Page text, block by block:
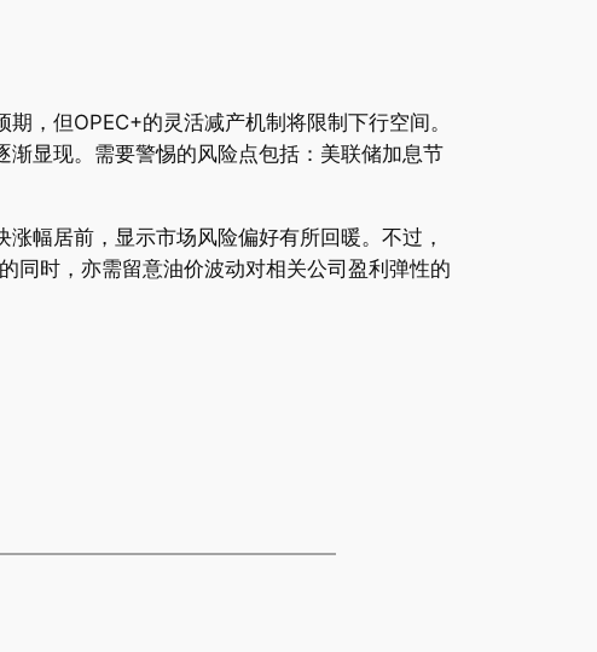
，但OPEC+的灵活减产机制将限制下行空间。
显现。需要警惕的风险点包括：美联储加息节
幅居前，显示市场风险偏好有所回暖。不过，
同时，亦需留意油价波动对相关公司盈利弹性的